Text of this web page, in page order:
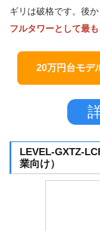
ギリは破格です。後
フルタワーとして最
20万円台モデ
LEVEL-GXTZ-
業向け）